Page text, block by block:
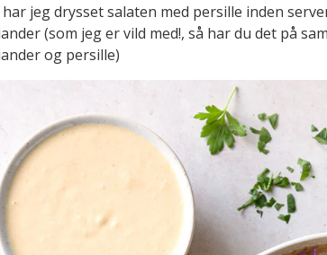
har jeg drysset salaten med persille inden
(som jeg er vild med!, så har du det på
og persille)